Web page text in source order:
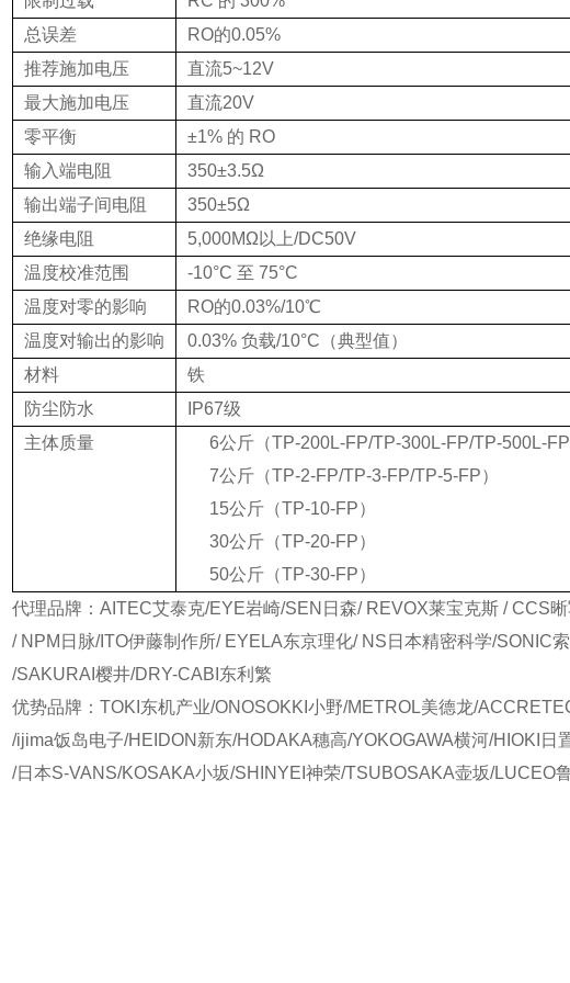
总误差
RO的0.05%
推荐施加电压
直流5~12V
最大施加电压
直流20V
零平衡
±1% 的 RO
输入端电阻
350±3.5Ω
输出端子间电阻
350±5Ω
绝缘电阻
5,000MΩ以上/DC50V
温度校准范围
-10°C 至 75°C
温度对零的影响
RO的0.03%/10℃
温度对输出的影响
0.03% 负载/10°C（典型值）
材料
铁
防尘防水
IP67级
主体质量
6公斤（TP-200L-FP/TP-300L-FP/TP-500L-
7公斤（TP-2-FP/TP-3-FP/TP-5-FP）
15公斤（TP-10-FP）
30公斤（TP-20-FP）
50公斤（TP-30-FP）
代理品牌：AITEC艾泰克/EYE岩崎/SEN日森/ REVOX莱宝克斯 / CCS
/ NPM日脉/ITO伊藤制作所/ EYELA东京理化/ NS日本精密科学/SONIC
/SAKURAI樱井/DRY-CABI东利繁
优势品牌：TOKI东机产业/ONOSOKKI小野/METROL美德龙/
/ijima饭岛电子/HEIDON新东/HODAKA穗高/YOKOGAWA横河/HIOKI
/日本S-VANS/KOSAKA小坂/SHINYEI神荣/TSUBOSAKA壶坂/LUCEO